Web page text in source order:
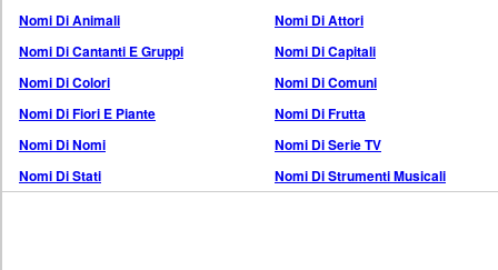
Nomi Di Animali
Nomi Di Attori
Nomi Di Cantanti E Gruppi
Nomi Di Capitali
Nomi Di Colori
Nomi Di Comuni
Nomi Di Fiori E Piante
Nomi Di Frutta
Nomi Di Nomi
Nomi Di Serie TV
Nomi Di Stati
Nomi Di Strumenti Musicali